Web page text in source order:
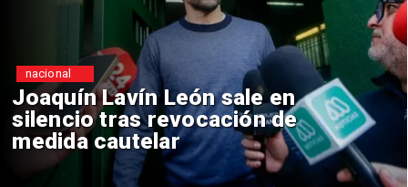
Chile y Venezuela formalizan
reinicio de relaciones
consulares
nacional